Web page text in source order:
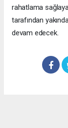
rahatlama
tarafından
devam edecek.